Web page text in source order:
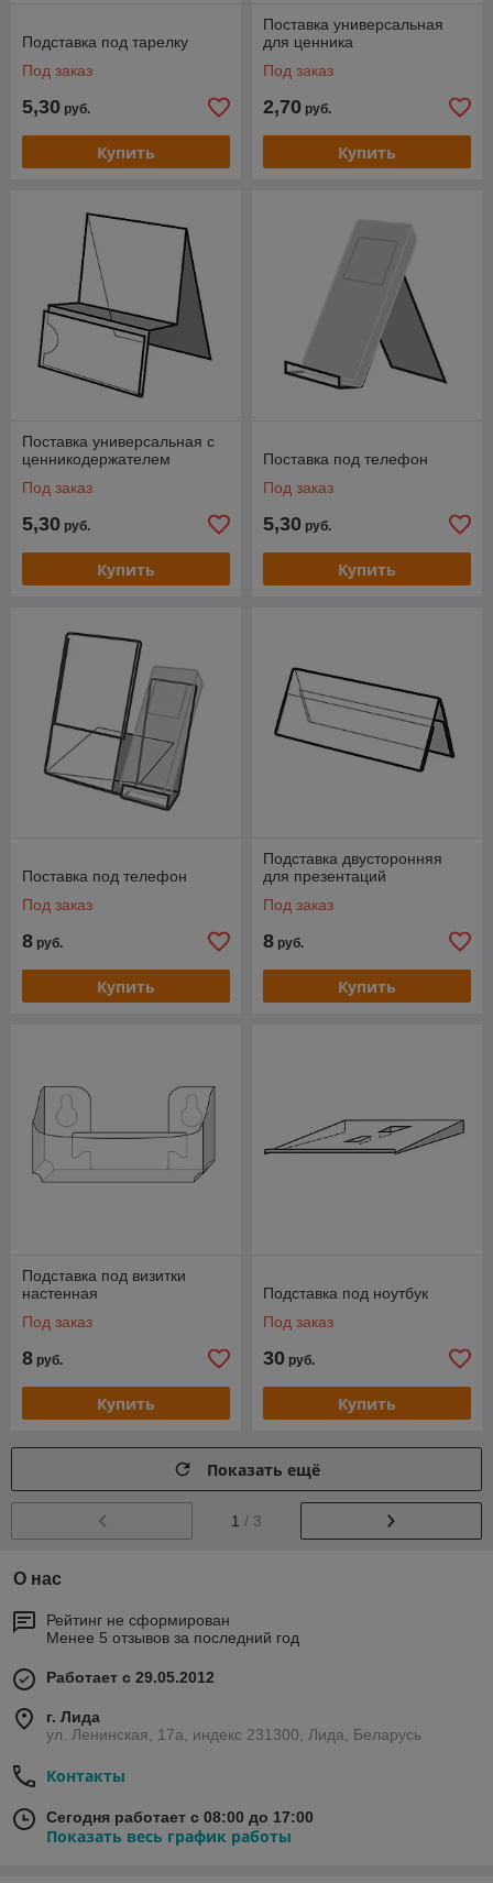
Подставка под тарелку
Под заказ
5,30 руб.
Купить
Поставка универсальная
для ценника
Под заказ
2,70 руб.
Купить
Поставка универсальная с
ценникодержателем
Под заказ
5,30 руб.
Купить
Поставка под телефон
Под заказ
5,30 руб.
Купить
Поставка под телефон
Под заказ
8 руб.
Купить
Подставка двусторонняя
для презентаций
Под заказ
8 руб.
Купить
Подставка под визитки
настенная
Под заказ
8 руб.
Купить
Подставка под ноутбук
Под заказ
30 руб.
Купить
Показать ещё
1 / 3
О нас
Рейтинг не сформирован
Менее 5 отзывов за последний год
Работает с 29.05.2012
г. Лида
ул. Ленинская, 17а, индекс 231300, Лида, Беларусь
Контакты
Сегодня работает с 08:00 до 17:00
Показать весь график работы